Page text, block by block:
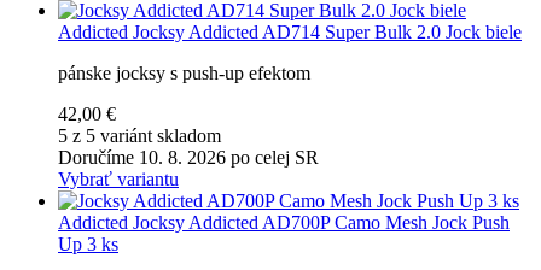
Addicted Jocksy Addicted AD714 Super Bulk 2.0 Jock biele
pánske jocksy s push-up efektom
42,00 €
5 z 5 variánt skladom
Doručíme 10. 8. 2026 po celej SR
Vybrať variantu
Addicted Jocksy Addicted AD700P Camo Mesh Jock Push
Up 3 ks